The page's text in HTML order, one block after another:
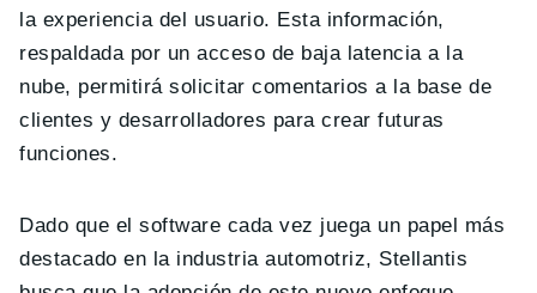
la experiencia del usuario. Esta información,
respaldada por un acceso de baja latencia a la
nube, permitirá solicitar comentarios a la base de
clientes y desarrolladores para crear futuras
funciones.
Dado que el software cada vez juega un papel más
destacado en la industria automotriz, Stellantis